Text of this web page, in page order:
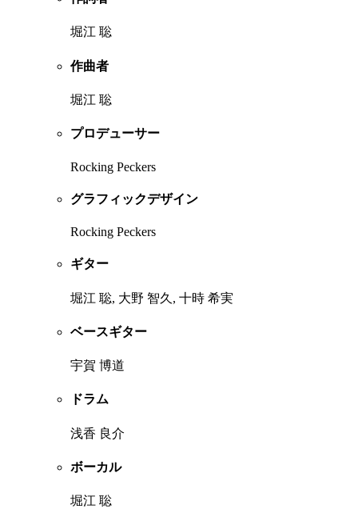
堀江 聡
作曲者
堀江 聡
プロデューサー
Rocking Peckers
グラフィックデザイン
Rocking Peckers
ギター
堀江 聡, 大野 智久, 十時 希実
ベースギター
宇賀 博道
ドラム
浅香 良介
ボーカル
堀江 聡